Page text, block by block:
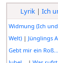
Lyrik| Ich
Widmung (Ich
Welt)| Jünglings
Gebt mir ein Roß...